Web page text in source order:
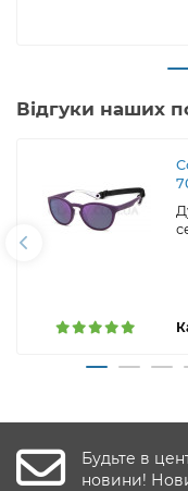
Відгуки наших
Будьте в
новини!